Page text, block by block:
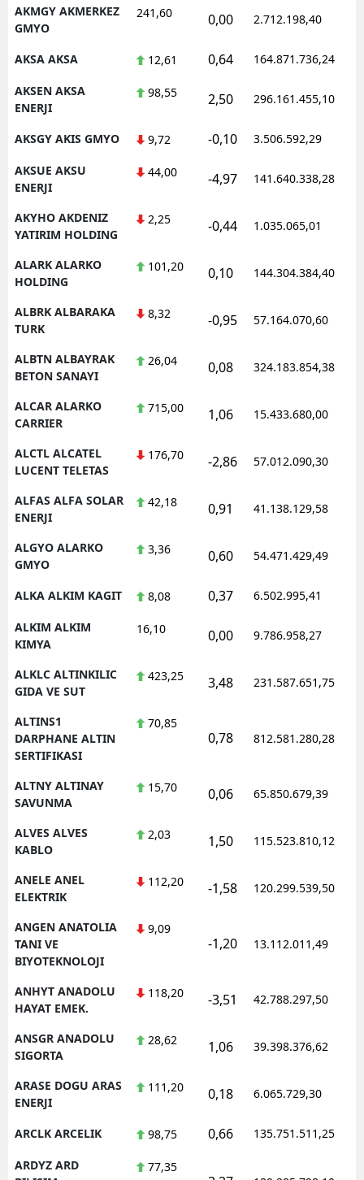
AKMGY AKMERKEZ
GMYO
241,60 0,00 2.712.198,40
AKSA AKSA 12,61 0,64 164.871.736,24
AKSEN AKSA
ENERJI
98,55 2,50 296.161.455,10
AKSGY AKIS GMYO 9,72 -0,10 3.506.592,29
AKSUE AKSU
ENERJI
44,00 -4,97 141.640.338,28
AKYHO AKDENIZ
YATIRIM HOLDING
2,25 -0,44 1.035.065,01
ALARK ALARKO
HOLDING
101,20 0,10 144.304.384,40
ALBRK ALBARAKA
TURK
8,32 -0,95 57.164.070,60
ALBTN ALBAYRAK
BETON SANAYI
26,04 0,08 324.183.854,38
ALCAR ALARKO
CARRIER
715,00 1,06 15.433.680,00
ALCTL ALCATEL
LUCENT TELETAS
176,70 -2,86 57.012.090,30
ALFAS ALFA SOLAR
ENERJI
42,18 0,91 41.138.129,58
ALGYO ALARKO
GMYO
3,36 0,60 54.471.429,49
ALKA ALKIM KAGIT 8,08 0,37 6.502.995,41
ALKIM ALKIM
KIMYA
16,10 0,00 9.786.958,27
ALKLC ALTINKILIC
GIDA VE SUT
423,25 3,48 231.587.651,75
ALTINS1
DARPHANE ALTIN
SERTIFIKASI
70,85
0,78 812.581.280,28
ALTNY ALTINAY
SAVUNMA
15,70 0,06 65.850.679,39
ALVES ALVES
KABLO
2,03 1,50 115.523.810,12
ANELE ANEL
ELEKTRIK
112,20 -1,58 120.299.539,50
ANGEN ANATOLIA
TANI VE
BIYOTEKNOLOJI
9,09
-1,20 13.112.011,49
ANHYT ANADOLU
HAYAT EMEK.
118,20 -3,51 42.788.297,50
ANSGR ANADOLU
SIGORTA
28,62 1,06 39.398.376,62
ARASE DOGU ARAS
ENERJI
111,20 0,18 6.065.729,30
ARCLK ARCELIK 98,75 0,66 135.751.511,25
ARDYZ ARD
77,35